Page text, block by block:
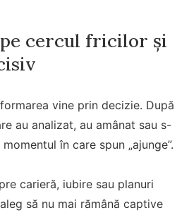
cercul fricilor și
vine prin decizie. După
au analizat, au amânat sau s-
în care spun „ajunge”.
carieră, iubire sau planuri
să nu mai rămână captive